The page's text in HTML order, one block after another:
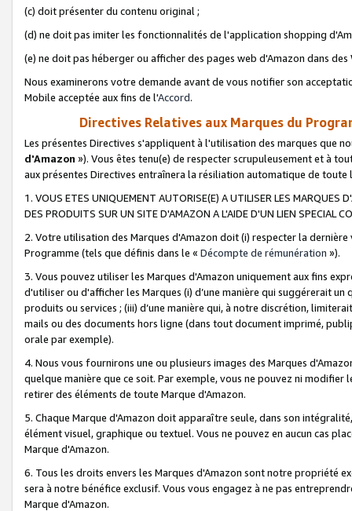
(c) doit présenter du contenu original ;
(d) ne doit pas imiter les fonctionnalités de l'application shopping
(e) ne doit pas héberger ou afficher des pages web d'Amazon dans
Nous examinerons votre demande avant de vous notifier son
Mobile acceptée aux fins de l'Accord.
Directives Relatives aux Marques du
Les présentes Directives s'appliquent à l'utilisation des marques que
d'Amazon »). Vous êtes tenu(e) de respecter scrupuleusement et à
aux présentes Directives entraînera la résiliation automatique de
1. VOUS ETES UNIQUEMENT AUTORISE(E) A UTILISER LES MARQUES
DES PRODUITS SUR UN SITE D'AMAZON A L'AIDE D'UN LIEN SPECIAL
2. Votre utilisation des Marques d'Amazon doit (i) respecter la
Programme (tels que définis dans le « Décompte de rémunération »).
3. Vous pouvez utiliser les Marques d'Amazon uniquement aux fins
d'utiliser ou d'afficher les Marques (i) d’une manière qui suggérerait
produits ou services ; (iii) d’une manière qui, à notre discrétion,
mails ou des documents hors ligne (dans tout document imprimé,
orale par exemple).
4. Nous vous fournirons une ou plusieurs images des Marques
quelque manière que ce soit. Par exemple, vous ne pouvez ni
retirer des éléments de toute Marque d'Amazon.
5. Chaque Marque d'Amazon doit apparaître seule, dans son
élément visuel, graphique ou textuel. Vous ne pouvez en aucun cas
Marque d'Amazon.
6. Tous les droits envers les Marques d'Amazon sont notre propriété
sera à notre bénéfice exclusif. Vous vous engagez à ne pas
Marque d'Amazon.